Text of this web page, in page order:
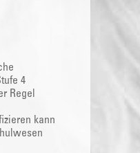
4
Regel
kann